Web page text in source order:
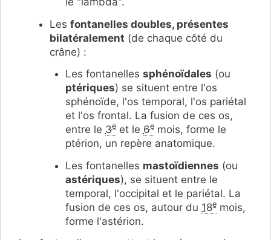
Les fontanelles doubles, présentes
bilatéralement (de chaque côté du
crâne) :
Les fontanelles sphénoïdales (ou
ptériques) se situent entre l'os
sphénoïde, l'os temporal, l'os pariétal
et l'os frontal. La fusion de ces os,
entre le 3eet le 6emois, forme le
ptérion, un repère anatomique.
Les fontanelles mastoïdiennes (ou
astériques), se situent entre le
temporal, l'occipital et le pariétal. La
fusion de ces os, autour du 18emois,
forme l'astérion.